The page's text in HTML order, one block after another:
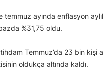
temmuz ayında enflasyon
%31,75 oldu.
Temmuz’da 23 bin kişi
oldukça altında kaldı.